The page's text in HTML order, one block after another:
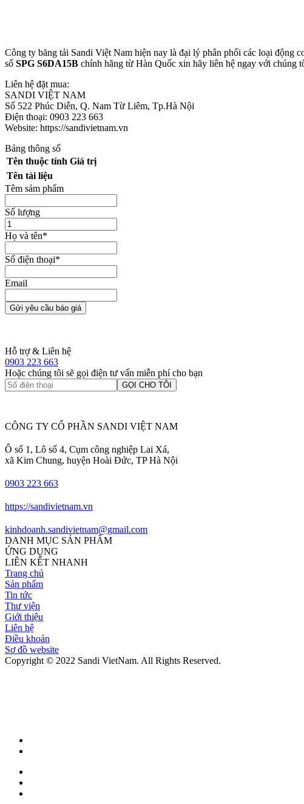
Công ty băng tải Sandi Việt Nam hiện nay là đại lý phân phối các loại động
số SPG S6DA15B chính hãng từ Hàn Quốc xin hãy liên hệ ngay với chúng
Liên hệ đặt mua:
SANDI VIỆT NAM
Số 522 Phúc Diễn, Q. Nam Từ Liêm, Tp.Hà Nội
Điện thoại: 0903 223 663
Website: https://sandivietnam.vn
Bảng thông số
Tên thuộc tính Giá trị
Tên tài liệu
Têm sảm phẩm
Số lượng
Họ và tên*
Số điện thoại*
Email
Gửi yêu cầu báo giá
Hỗ trợ & Liên hệ
0903 223 663
Hoặc chúng tôi sẽ gọi điện tư vấn miễn phí cho bạn
GỌI CHO TÔI
CÔNG TY CỔ PHẦN SANDI VIỆT NAM
Ô số 1, Lô số 4, Cụm công nghiệp Lai Xá,
xã Kim Chung, huyện Hoài Đức, TP Hà Nội
0903 223 663
https://sandivietnam.vn
kinhdoanh.sandivietnam@gmail.com
DANH MỤC SẢN PHẨM
ỨNG DỤNG
LIÊN KẾT NHANH
Trang chủ
Sản phẩm
Tin tức
Thư viện
Giới thiệu
Liên hệ
Điều khoản
Sơ đồ website
Copyright © 2022 Sandi VietNam. All Rights Reserved.